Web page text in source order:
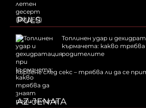
PULS
Топлинен удар и
кърмачета: какво
родителите
Кървене след секс – трябва ли да се
AZ-JENATA